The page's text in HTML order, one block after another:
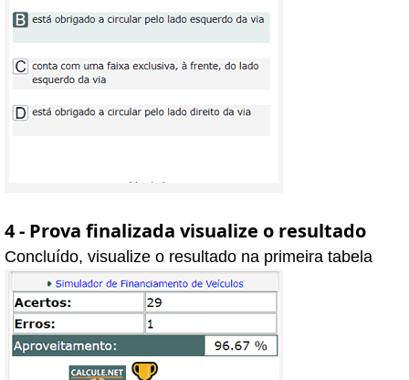
4 - Prova finalizada visualize o resultado
Concluído, visualize o resultado na primeira tabela